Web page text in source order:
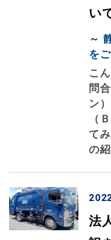
い
～
を
こ
問
ン
（
て
の
法